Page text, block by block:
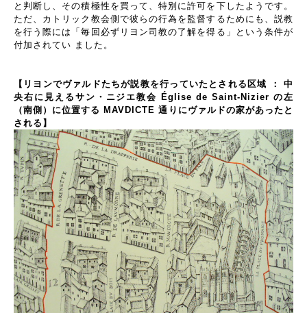
と判断し、その積極性を買って、特別に許可を下したようです。
ただ、カトリック教会側で彼らの行為を監督するためにも、説教
を行う際には「毎回必ずリヨン司教の了解を得る」という条件が
付加されてい ました。
【リヨンでヴァルドたちが説教を行っていたとされる区域 ： 中
央右に見えるサン・ニジエ教会
Église de Saint-Nizierの左
（南側）に位置する MAVDICTE 通りにヴァルドの家があったと
される】